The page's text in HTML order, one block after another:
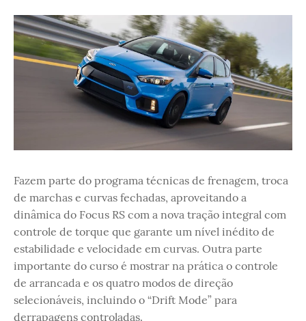
Fazem parte do programa técnicas de frenagem, troca
de marchas e curvas fechadas, aproveitando a
dinâmica do Focus RS com a nova tração integral com
controle de torque que garante um nível inédito de
estabilidade e velocidade em curvas. Outra parte
importante do curso é mostrar na prática o controle
de arrancada e os quatro modos de direção
selecionáveis, incluindo o “Drift Mode” para
derrapagens controladas.